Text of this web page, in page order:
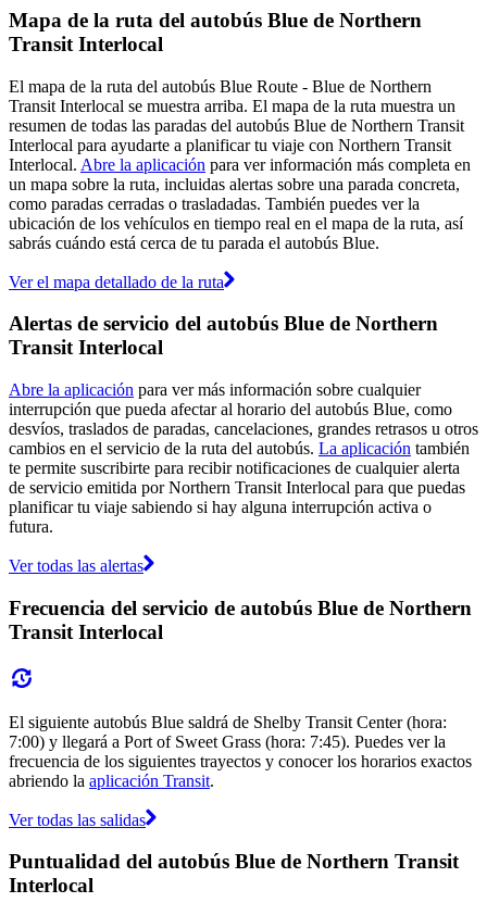
Mapa de la ruta del autobús Blue de Northern
Transit Interlocal
El mapa de la ruta del autobús Blue Route - Blue de Northern
Transit Interlocal se muestra arriba. El mapa de la ruta muestra un
resumen de todas las paradas del autobús Blue de Northern Transit
Interlocal para ayudarte a planificar tu viaje con Northern Transit
Interlocal. Abre la aplicación para ver información más completa en
un mapa sobre la ruta, incluidas alertas sobre una parada concreta,
como paradas cerradas o trasladadas. También puedes ver la
ubicación de los vehículos en tiempo real en el mapa de la ruta, así
sabrás cuándo está cerca de tu parada el autobús Blue.
Ver el mapa detallado de la ruta
Alertas de servicio del autobús Blue de Northern
Transit Interlocal
Abre la aplicación para ver más información sobre cualquier
interrupción que pueda afectar al horario del autobús Blue, como
desvíos, traslados de paradas, cancelaciones, grandes retrasos u otros
cambios en el servicio de la ruta del autobús. La aplicación también
te permite suscribirte para recibir notificaciones de cualquier alerta
de servicio emitida por Northern Transit Interlocal para que puedas
planificar tu viaje sabiendo si hay alguna interrupción activa o
futura.
Ver todas las alertas
Frecuencia del servicio de autobús Blue de Northern
Transit Interlocal
El siguiente autobús Blue saldrá de Shelby Transit Center (hora:
7:00) y llegará a Port of Sweet Grass (hora: 7:45). Puedes ver la
frecuencia de los siguientes trayectos y conocer los horarios exactos
abriendo la aplicación Transit.
Ver todas las salidas
Puntualidad del autobús Blue de Northern Transit
Interlocal